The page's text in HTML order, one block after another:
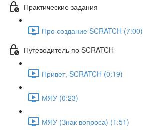
Практические задания
Про создание SCRATCH (7:00)
Путеводитель по SCRATCH
Привет, SCRATCH (0:19)
МЯУ (0:23)
МЯУ (Знак вопроса) (1:51)